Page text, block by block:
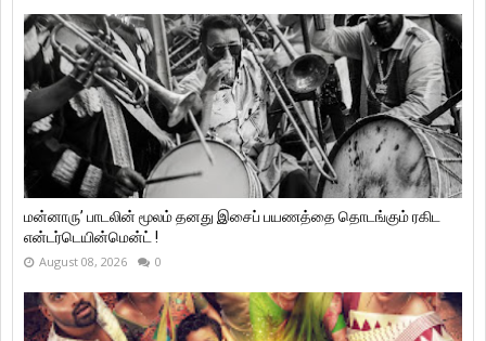
மன்னாரு’ பாடலின் மூலம் தனது இசைப் பயணத்தை தொடங்கும் ரகிட
என்டர்டெயின்மென்ட் !
August 08, 2026 0